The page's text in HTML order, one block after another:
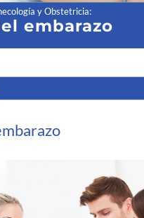
y Obstetricia:
embarazo